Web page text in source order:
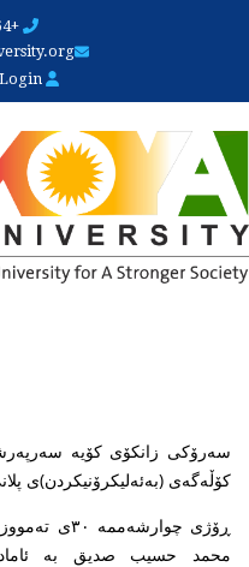
+964 (0)750 355 9515
Login
سەرۆکی زانکۆی کۆیە
کۆڵەگەی (بەئەلیکرۆنیکردن)ی
محمد حسیب صدیق بە